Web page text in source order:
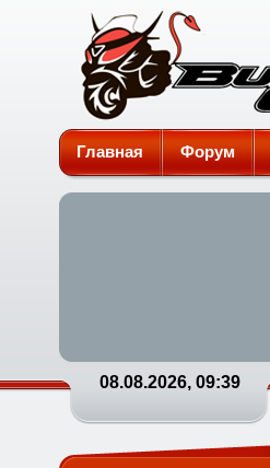
Burgman-Club
Главная Форум
08.08.2026, 09:39